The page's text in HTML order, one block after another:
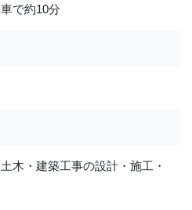
で約10分
木・建築工事の設計・施工・